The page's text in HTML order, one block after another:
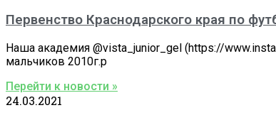
Первенство Краснодарского края по
Наша академия @vista_junior_gel (https://
мальчиков 2010г.р
Перейти к новости »
24.03.2021